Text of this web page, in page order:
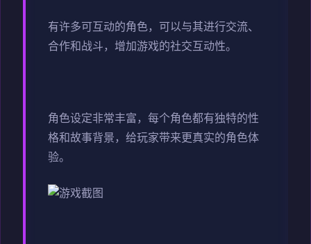
有许多可互动的角色，可以与其进行交流、
合作和战斗，增加游戏的社交互动性。
角色设定非常丰富，每个角色都有独特的性
格和故事背景，给玩家带来更真实的角色体
验。